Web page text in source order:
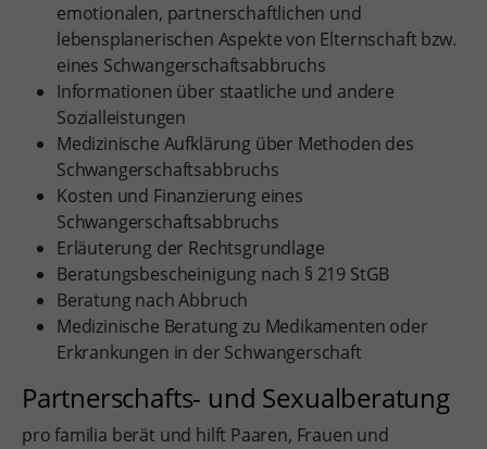
emotionalen, partnerschaftlichen und
lebensplanerischen Aspekte von Elternschaft bzw.
eines Schwangerschaftsabbruchs
Informationen über staatliche und andere
Sozialleistungen
Medizinische Aufklärung über Methoden des
Schwangerschaftsabbruchs
Kosten und Finanzierung eines
Schwangerschaftsabbruchs
Erläuterung der Rechtsgrundlage
Beratungsbescheinigung nach § 219 StGB
Beratung nach Abbruch
Medizinische Beratung zu Medikamenten oder
Erkrankungen in der Schwangerschaft
Partnerschafts- und Sexualberatung
pro familia berät und hilft Paaren, Frauen und